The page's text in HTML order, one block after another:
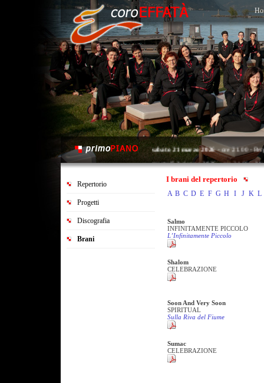
sabato 21 marzo 2026
- ore 21.00 -
martedì 2 giugno 2026- ore 21.00 -
sabato 20 giugno 2026
- ore 21.00 -
Repertorio
Progetti
Discografia
Brani
I brani del repertorio
A B C D E F G H I J K L
Salmo
INFINITAMENTE PICCOLO
L’Infinitamente Piccolo
Shalom
CELEBRAZIONE
Soon And Very Soon
SPIRITUAL
Sulla Riva del Fiume
Sumac
CELEBRAZIONE